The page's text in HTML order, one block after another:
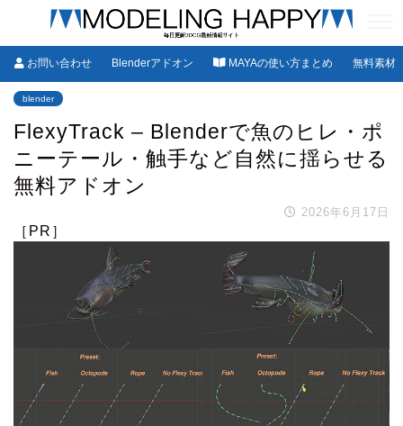
お問い合わせ Blenderアドオン MAYAの使い方まとめ 無料素材
blender
FlexyTrack – Blenderで魚のヒレ・ポ
ニーテール・触手など自然に揺らせる
無料アドオン
2026年6月17日
［PR］